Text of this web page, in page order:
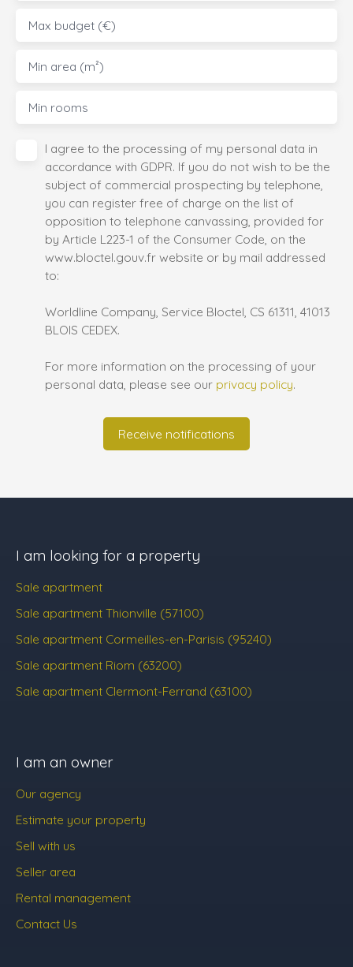
Max budget (€)
Min area (m²)
Min rooms
I agree to the processing of my personal data in
accordance with GDPR. If you do not wish to be the
subject of commercial prospecting by telephone,
you can register free of charge on the list of
opposition to telephone canvassing, provided for
by Article L223-1 of the Consumer Code, on the
www.bloctel.gouv.fr website or by mail addressed
to:
Worldline Company, Service Bloctel, CS 61311, 41013
BLOIS CEDEX.
For more information on the processing of your
personal data, please see our privacy policy.
Receive notifications
I am looking for a property
Sale apartment
Sale apartment Thionville (57100)
Sale apartment Cormeilles-en-Parisis (95240)
Sale apartment Riom (63200)
Sale apartment Clermont-Ferrand (63100)
I am an owner
Our agency
Estimate your property
Sell with us
Seller area
Rental management
Contact Us